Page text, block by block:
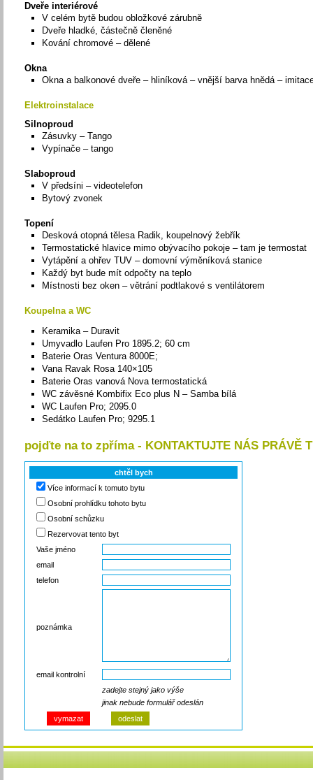
Dveře interiérové
V celém bytě budou obložkové zárubně
Dveře hladké, částečně členěné
Kování chromové – dělené
Okna
Okna a balkonové dveře – hliníková – vnější barva hnědá –
Elektroinstalace
Silnoproud
Zásuvky – Tango
Vypínače – tango
Slaboproud
V předsíni – videotelefon
Bytový zvonek
Topení
Desková otopná tělesa Radik, koupelnový žebřík
Termostatické hlavice mimo obývacího pokoje – tam je termostat
Vytápění a ohřev TUV – domovní výměníková stanice
Každý byt bude mít odpočty na teplo
Místnosti bez oken – větrání podtlakové s ventilátorem
Koupelna a WC
Keramika – Duravit
Umyvadlo Laufen Pro 1895.2; 60 cm
Baterie Oras Ventura 8000E;
Vana Ravak Rosa 140×105
Baterie Oras vanová Nova termostatická
WC závěsné Kombifix Eco plus N – Samba bílá
WC Laufen Pro; 2095.0
Sedátko Laufen Pro; 9295.1
pojďte na to zpříma - KONTAKTUJTE NÁS PRÁVĚ
chtěl bych
Více informací k tomuto bytu
Osobní prohlídku tohoto bytu
Osobní schůzku
Rezervovat tento byt
Vaše jméno
email
telefon
poznámka
email kontrolní
zadejte stejný jako výše
jinak nebude formulář odeslán